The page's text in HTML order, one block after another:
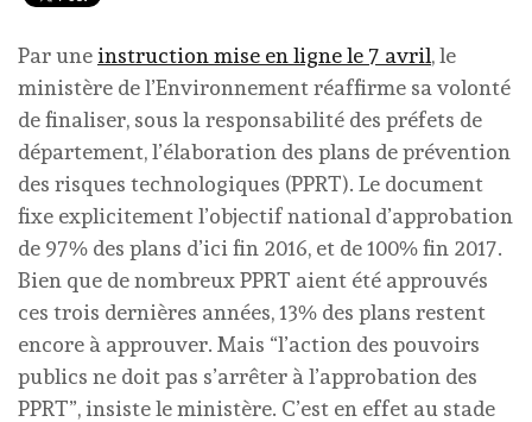
Par uneinstruction mise en ligne le 7 avril, le
ministère de l’Environnement réaffirme sa volonté
de finaliser, sous la responsabilité des préfets de
département, l’élaboration des plans de prévention
des risques technologiques (PPRT). Le document
fixe explicitement l’objectif national d’approbation
de 97% des plans d’ici fin 2016, et de 100% fin 2017.
Bien que de nombreux PPRT aient été approuvés
ces trois dernières années, 13% des plans restent
encore à approuver. Mais “l’action des pouvoirs
publics ne doit pas s’arrêter à l’approbation des
PPRT”, insiste le ministère. C’est en effet au stade